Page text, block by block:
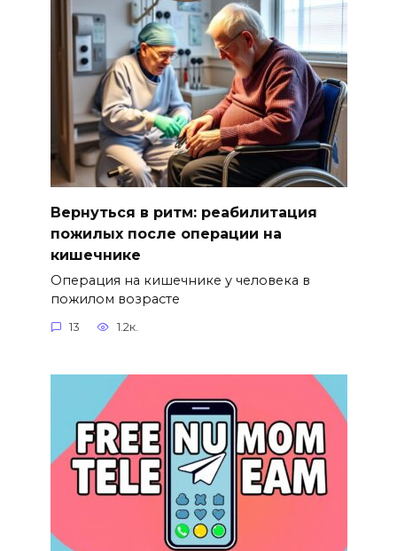
Вернуться в ритм: реабилитация
пожилых после операции на
кишечнике
Операция на кишечнике у человека в
пожилом возрасте
13 1.2к.